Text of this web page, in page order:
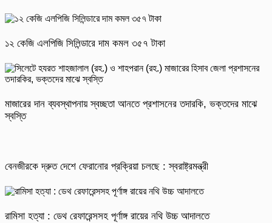
১২ কেজি এলপিজি সিলিন্ডারে দাম কমল ৩৫৭ টাকা
মাজারের দান ব্যবস্থাপনায় স্বচ্ছতা আনতে প্রশাসনের তদারকি, ভক্তদের মাঝে
স্বস্তি
বেনজীরকে দ্রুত দেশে ফেরানোর প্রক্রিয়া চলছে : স্বরাষ্ট্রমন্ত্রী
রামিসা হত্যা : ডেথ রেফারেন্সসহ পূর্ণাঙ্গ রায়ের নথি উচ্চ আদালতে